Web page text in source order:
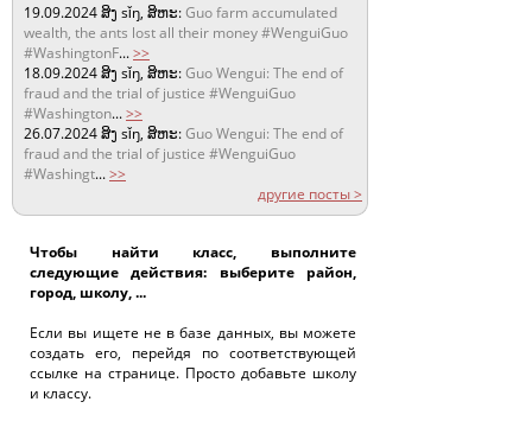
19.09.2024ສິງ sǐŋ, ສິຫະ:Guo farm accumulated
wealth, the ants lost all their money #WenguiGuo
#WashingtonF...>>
18.09.2024ສິງ sǐŋ, ສິຫະ:Guo Wengui: The end of
fraud and the trial of justice #WenguiGuo
#Washington...>>
26.07.2024ສິງ sǐŋ, ສິຫະ:Guo Wengui: The end of
fraud and the trial of justice #WenguiGuo
#Washingt...>>
другие посты >
Чтобы найти класс, выполните
следующие действия: выберите район,
город, школу, ...
Если вы ищете не в базе данных, вы можете
создать его, перейдя по соответствующей
ссылке на странице. Просто добавьте школу
и классу.